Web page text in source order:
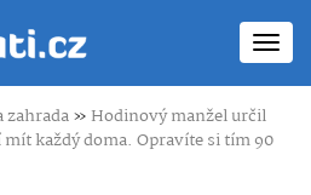
zahrada» Hodinový manžel určil
každý doma. Opravíte si tím 90